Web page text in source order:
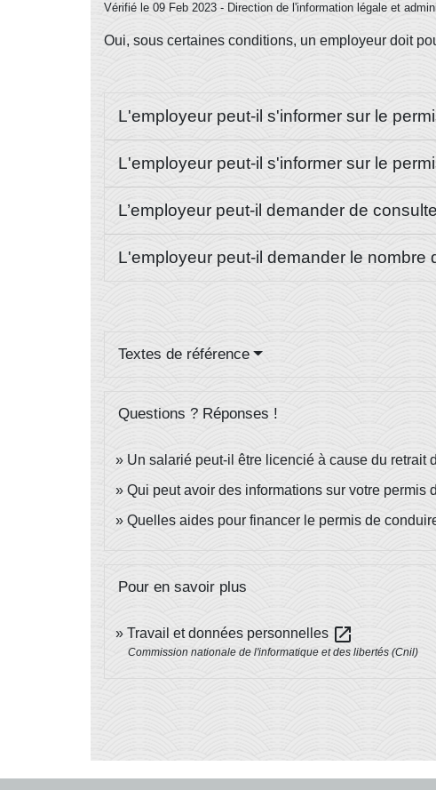
Vérifié le 09 Feb 2023 - Direction de l'information légale et
Oui, sous certaines conditions, un employeur doit
L'employeur peut-il s'informer sur le
L'employeur peut-il s'informer sur le
L’employeur peut-il demander de
L'employeur peut-il demander le
Textes de référence
Questions ? Réponses !
Un salarié peut-il être licencié à cause du retrait
Qui peut avoir des informations sur votre permis
Quelles aides pour financer le permis de
Pour en savoir plus
Travail et données personnelles open_in_new
Commission nationale de l'informatique et des libertés (Cnil)